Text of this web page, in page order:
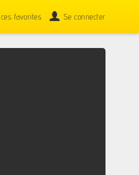
favorites Se connecter